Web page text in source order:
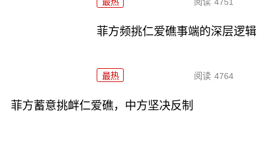
菲方频挑仁爱礁事端的深层逻辑
最热 阅读 4764
菲方蓄意挑衅仁爱礁，中方坚决反制